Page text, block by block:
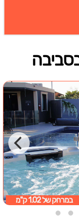
במרחק של 1.02 ק"מ